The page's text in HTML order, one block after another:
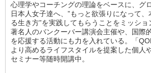
心理学やコーチングの理論をベースに、グ
日本人女子達へ、”もっと欲張りになって
る生き方”を実践してもらうことをミッショ
著名人のバンクーバー講演会主催や、国際
を応援する活動にも力を入れている。「
より高めるライフスタイルを提案した個人
セミナー等随時開講中。